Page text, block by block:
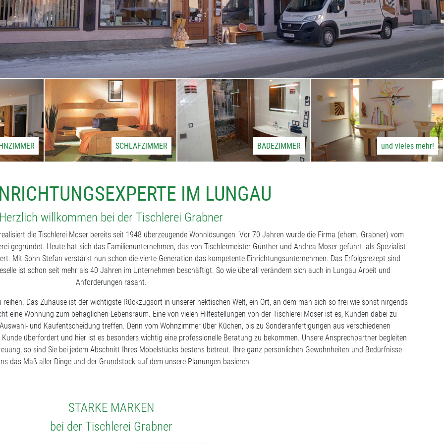
SCHLAFZIMMER BADEZIMMER und vieles mehr!
IM LUNGAU
Herzlich willkommen bei der Tischlerei Grabner
die Tischlerei Moser bereits seit 1948 überzeugende Wohnlösungen. Vor 70 Jahren wurde die Firma (ehem. Grabner) vom
gegründet. Heute hat sich das Familienunternehmen, das von Tischlermeister Günther und Andrea Moser geführt, als Spezialist
Mit Sohn Stefan verstärkt nun schon die vierte Generation das kompetente Einrichtungsunternehmen. Das Erfolgsrezept sind
ist schon seit mehr als 40 Jahren im Unternehmen beschäftigt. So wie überall verändern sich auch in Lungau Arbeit und
Anforderungen rasant.
Das Zuhause ist der wichtigste Rückzugsort in unserer hektischen Welt, ein Ort, an dem man sich so frei wie sonst nirgends
eine Wohnung zum behaglichen Lebensraum. Eine von vielen Hilfestellungen von der Tischlerei Moser ist es, Kunden dabei zu
und Kaufentscheidung treffen. Denn vom Wohnzimmer über Küchen, bis zu Sonderanfertigungen aus verschiedenen
überfordert und hier ist es besonders wichtig eine professionelle Beratung zu bekommen. Unsere Ansprechpartner begleiten
so sind Sie bei jedem Abschnitt Ihres Möbelstücks bestens betreut. Ihre ganz persönlichen Gewohnheiten und Bedürfnisse
das Maß aller Dinge und der Grundstock auf dem unsere Planungen basieren.
STARKE MARKEN
bei der Tischlerei Grabner